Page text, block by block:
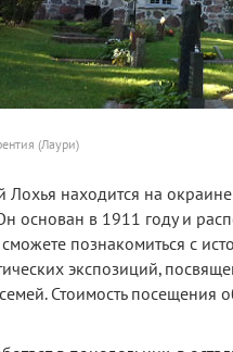
(Лаури)
Лохья находится на
основан в 1911 году и
познакомиться с
экспозиций,
Стоимость посещения